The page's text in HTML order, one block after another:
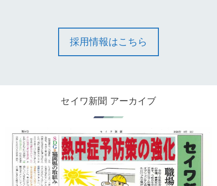
採用情報はこちら
セイワ新聞 アーカイブ